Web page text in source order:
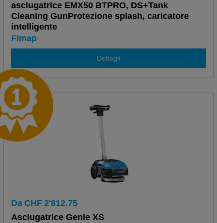
asciugatrice EMX50 BTPRO, DS+Tank
Cleaning GunProtezione splash, caricatore
intelligente
Fimap
Dettagli
Da CHF 2'812.75
Asciugatrice Genie XS